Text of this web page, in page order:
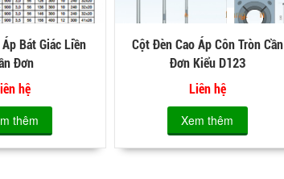
Bát Giác Liền
Đơn
hệ
thêm
Cột Đèn Cao Áp Côn Tròn Cần
Đơn Kiểu D123
Liên hệ
Xem thêm